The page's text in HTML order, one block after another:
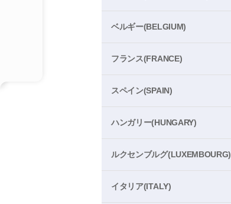
ベルギー(BELGIUM)
フランス(FRANCE)
スペイン(SPAIN)
ハンガリー(HUNGARY)
ルクセンブルグ(LUXEMBOURG)
イタリア(ITALY)